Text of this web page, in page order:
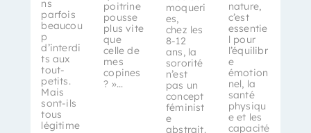
ns
parfois
beaucou
p
d’interdi
ts aux
tout-
petits.
Mais
sont-ils
tous
légitime
poitrine
pousse
plus vite
que
celle de
mes
copines
? »...
moqueri
es,
chez les
8-12
ans, la
sororité
n’est
pas un
concept
féminist
e
abstrait.
nature,
c’est
essentie
l pour
l’équilibr
e
émotion
nel, la
santé
physiqu
e et les
capacité